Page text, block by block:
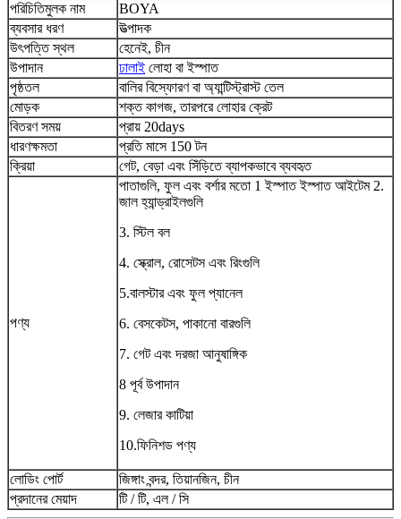
পরিচিতিমুলক নাম
BOYA
ব্যবসার ধরণ
উত্পাদক
উৎপত্তি স্থল
হেনেই, চীন
উপাদান
ঢালাই লোহা বা ইস্পাত
পৃষ্ঠতল
বালির বিস্ফোরণ বা অ্যান্টিস্ট্রাস্ট তেল
মোড়ক
শক্ত কাগজ, তারপরে লোহার ক্রেট
বিতরণ সময়
প্রায় 20days
ধারণক্ষমতা
প্রতি মাসে 150 টন
ক্রিয়া
গেট, বেড়া এবং সিঁড়িতে ব্যাপকভাবে ব্যবহৃত
পণ্য
পাতাগুলি, ফুল এবং বর্শার মতো 1 ইস্পাত ইস্পাত আইটেম 2.
জাল হ্যান্ড্রাইলগুলি
3. স্টিল বল
4. স্ক্রোল, রোসেটস এবং রিংগুলি
5.বালস্টার এবং ফুল প্যানেল
6. বেসকেটস, পাকানো বারগুলি
7. গেট এবং দরজা আনুষাঙ্গিক
8 পূর্ব উপাদান
9. লেজার কাটিয়া
10.ফিনিশড পণ্য
লোডিং পোর্ট
জিঙ্গাং বন্দর, তিয়ানজিন, চীন
প্রদানের মেয়াদ
টি / টি, এল / সি